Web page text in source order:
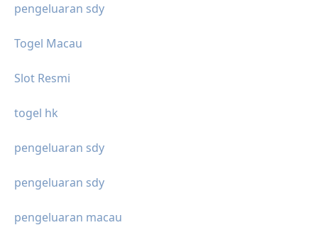
pengeluaran sdy
Togel Macau
Slot Resmi
togel hk
pengeluaran sdy
pengeluaran sdy
pengeluaran macau